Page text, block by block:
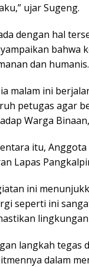
ujar Sugeng.
dengan hal
bahwa
dan humanis.
malam ini
petugas agar
Warga
itu,
Lapas
ini
seperti ini
langkah tegas
dalam